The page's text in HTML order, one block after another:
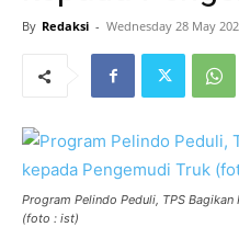
By Redaksi - Wednesday 28 May
Program Pelindo Peduli, TPS
(foto : ist)